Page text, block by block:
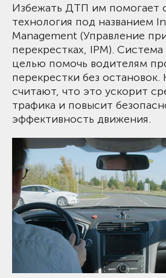
Избежать ДТП им помогает
технология под названием
Management (Управление
перекрестках, IPM). Система
целью помочь водителям
перекрестки без
считают, что это ускорит
трафика и повысит
эффективность движения.